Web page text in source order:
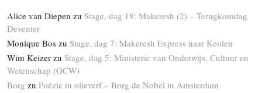
Alice van Diepen zu Stage, dag 18: Makeresh (2) – Terugkomdag
Deventer
Monique Bos zu Stage, dag 7: Makeresh Express naar Keulen
Wim Keizer zu Stage, dag 5: Ministerie van Onderwijs, Cultuur en
Wetenschap (OCW)
Borg zu Poëzie in olieverf – Borg de Nobel in Amsterdam